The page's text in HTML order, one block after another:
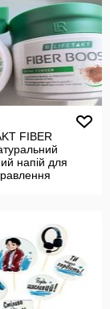
FIBER
напій для